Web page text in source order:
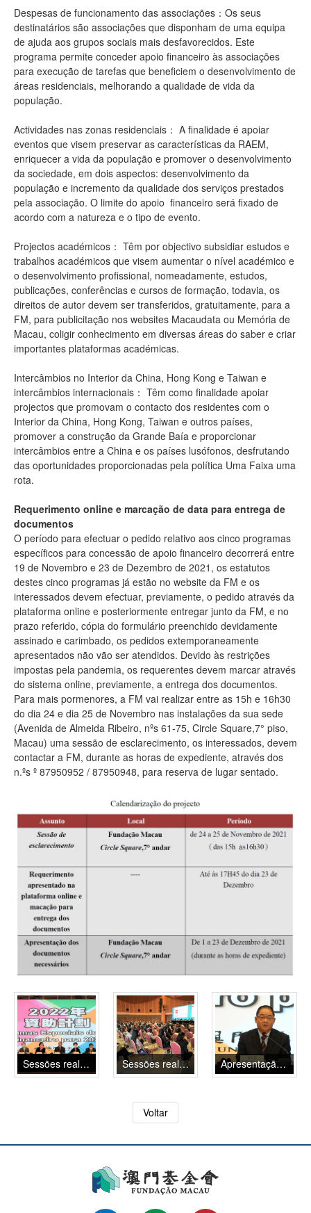
Despesas de funcionamento das associações：Os seus
destinatários são associações que disponham de uma equipa
de ajuda aos grupos sociais mais desfavorecidos. Este
programa permite conceder apoio financeiro às associações
para execução de tarefas que beneficiem o desenvolvimento de
áreas residenciais, melhorando a qualidade de vida da
população.
Actividades nas zonas residenciais： A finalidade é apoiar
eventos que visem preservar as características da RAEM,
enriquecer a vida da população e promover o desenvolvimento
da sociedade, em dois aspectos: desenvolvimento da
população e incremento da qualidade dos serviços prestados
pela associação. O limite do apoio financeiro será fixado de
acordo com a natureza e o tipo de evento.
Projectos académicos： Têm por objectivo subsidiar estudos e
trabalhos académicos que visem aumentar o nível académico e
o desenvolvimento profissional, nomeadamente, estudos,
publicações, conferências e cursos de formação, todavia, os
direitos de autor devem ser transferidos, gratuitamente, para a
FM, para publicitação nos websites Macaudata ou Memória de
Macau, coligir conhecimento em diversas áreas do saber e criar
importantes plataformas académicas.
Intercâmbios no Interior da China, Hong Kong e Taiwan e
intercâmbios internacionais： Têm como finalidade apoiar
projectos que promovam o contacto dos residentes com o
Interior da China, Hong Kong, Taiwan e outros países,
promover a construção da Grande Baía e proporcionar
intercâmbios entre a China e os países lusófonos, desfrutando
das oportunidades proporcionadas pela política Uma Faixa uma
rota.
Requerimento online e marcação de data para entrega de
documentos
O período para efectuar o pedido relativo aos cinco programas
específicos para concessão de apoio financeiro decorrerá entre
19 de Novembro e 23 de Dezembro de 2021, os estatutos
destes cinco programas já estão no website da FM e os
interessados devem efectuar, previamente, o pedido através da
plataforma online e posteriormente entregar junto da FM, e no
prazo referido, cópia do formulário preenchido devidamente
assinado e carimbado, os pedidos extemporaneamente
apresentados não vão ser atendidos. Devido às restrições
impostas pela pandemia, os requerentes devem marcar através
do sistema online, previamente, a entrega dos documentos.
Para mais pormenores, a FM vai realizar entre as 15h e 16h30
do dia 24 e dia 25 de Novembro nas instalações da sua sede
(Avenida de Almeida Ribeiro, nºs 61-75, Circle Square,7° piso,
Macau) uma sessão de esclarecimento, os interessados, devem
contactar a FM, durante as horas de expediente, através dos
n.ºs º 87950952 / 87950948, para reserva de lugar sentado.
Sessões realizadas pela FM para apresentação dos programas especiais de concessão de apoio financeiro Sessões realizadas pela FM para apresentação dos programas especiais de concessão de apoio financeiro Apresentação do presidente Wu Zhiliang sobre a reforma do regime de atribuição de apoios
Voltar